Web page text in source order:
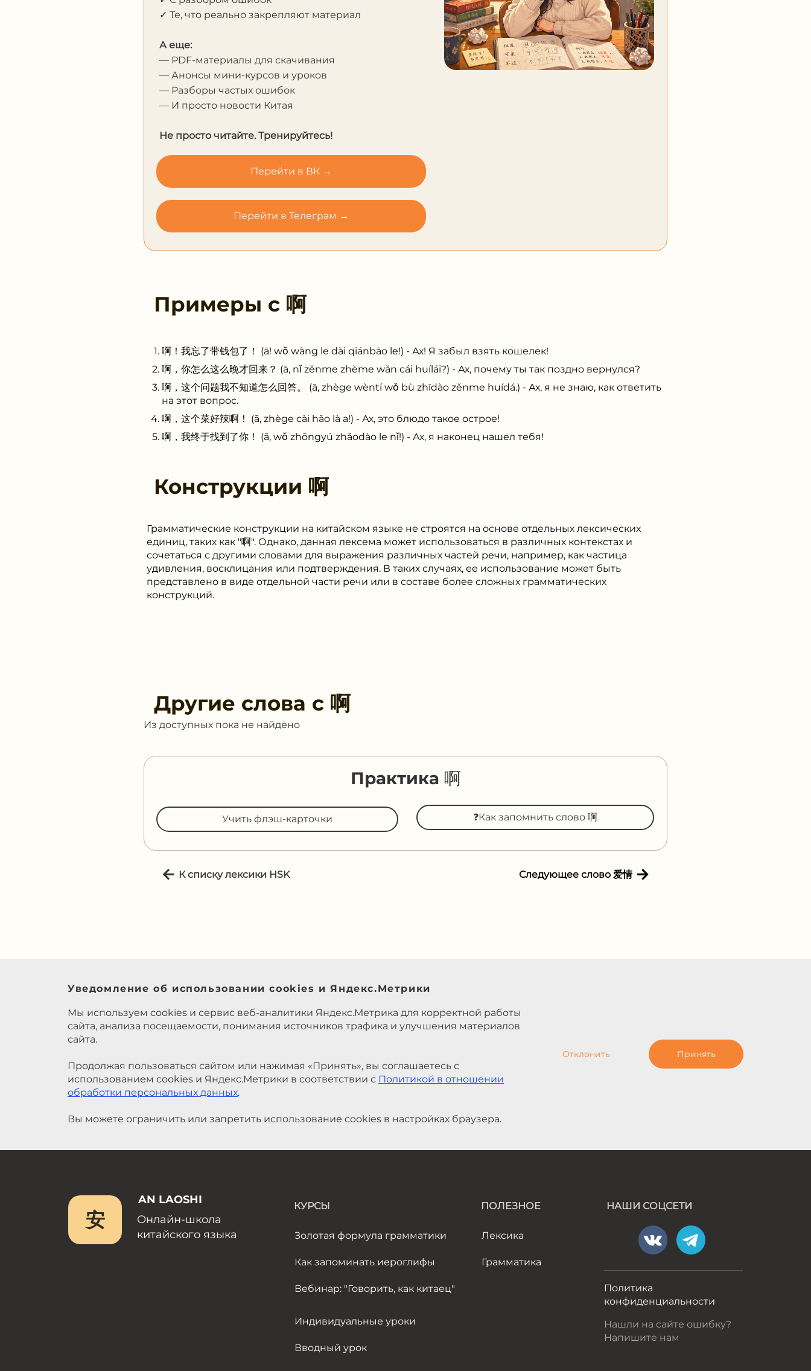
✓ Те, что реально закрепляют материал
А еще:
— PDF-материалы для скачивания
— Анонсы мини-курсов и уроков
— Разборы частых ошибок
— И просто новости Китая
Не просто читайте. Тренируйтесь!
Перейти в ВК →
Перейти в Телеграм →
Примеры с 啊
啊！我忘了带钱包了！ (ā! wǒ wàng le dài qiánbāo le!) - Ах! Я забыл взять кошелек!
啊，你怎么这么晚才回来？ (ā, nǐ zěnme zhème wǎn cái huílái?) - Ах, почему ты так поздно вернулся?
啊，这个问题我不知道怎么回答。 (ā, zhège wèntí wǒ bù zhīdào zěnme huídá.) - Ах, я не знаю, как ответить
на этот вопрос.
啊，这个菜好辣啊！ (ā, zhège cài hǎo là a!) - Ах, это блюдо такое острое!
啊，我终于找到了你！ (ā, wǒ zhōngyú zhǎodào le nǐ!) - Ах, я наконец нашел тебя!
Конструкции 啊
Грамматические конструкции на китайском языке не строятся на основе отдельных лексических
единиц, таких как "啊". Однако, данная лексема может использоваться в различных контекстах и
сочетаться с другими словами для выражения различных частей речи, например, как частица
удивления, восклицания или подтверждения. В таких случаях, ее использование может быть
представлено в виде отдельной части речи или в составе более сложных грамматических
конструкций.
Другие слова с 啊
Из доступных пока не найдено
Практика 啊
Учить флэш-карточки ❓Как запомнить слово 啊
К списку лексики HSK Следующее слово 爱情
Уведомление об использовании cookies и Яндекс.Метрики
Мы используем cookies и сервис веб-аналитики Яндекс.Метрика для корректной работы
сайта, анализа посещаемости, понимания источников трафика и улучшения материалов
сайта.
Продолжая пользоваться сайтом или нажимая «Принять», вы соглашаетесь с
использованием cookies и Яндекс.Метрики в соответствии с Политикой в отношении
обработки персональных данных.
Вы можете ограничить или запретить использование cookies в настройках браузера.
Отклонить Принять
安
AN LAOSHI
Онлайн-школа
китайского языка
КУРСЫ
Золотая формула грамматики
Как запоминать иероглифы
Вебинар: "Говорить, как китаец"
Индивидуальные уроки
Вводный урок
ПОЛЕЗНОЕ
Лексика
Грамматика
НАШИ СОЦСЕТИ
Политика
конфиденциальности
Нашли на сайте ошибку?
Напишите нам